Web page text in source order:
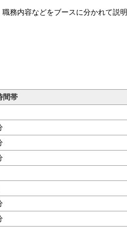
務内容などをブースに分かれて説明
間帯